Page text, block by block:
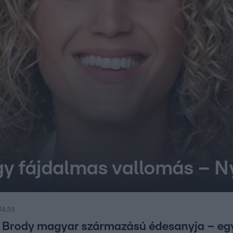
fájdalmas vallomás –
Brody magyar származású édesanyja –